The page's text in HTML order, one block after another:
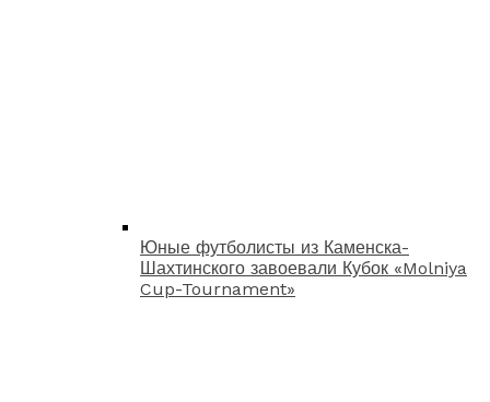
Юные футболисты из Каменска-
Шахтинского завоевали Кубок «Molniya
Cup-Tournament»